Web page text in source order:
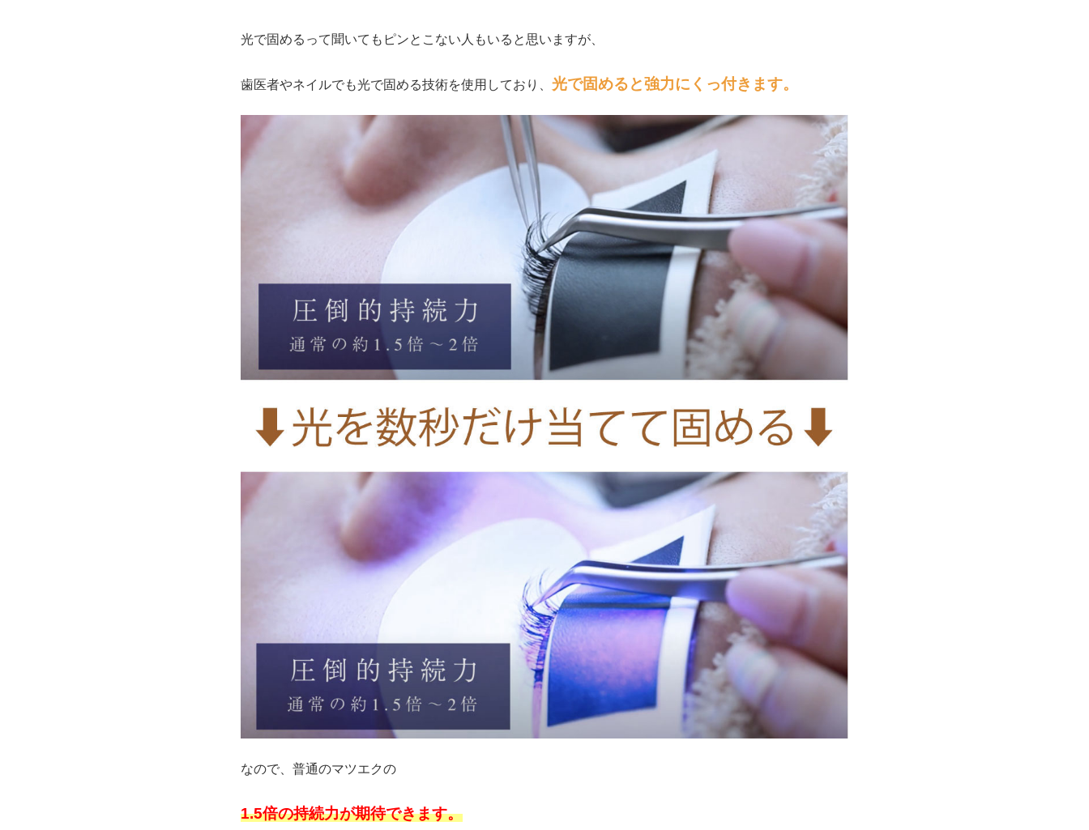
光で固めるって聞いてもピンとこない人もいると思いますが、
歯医者やネイルでも光で固める技術を使用しており、 光で固めると強力にくっ付きます。
なので、普通のマツエクの
1.5倍の持続力が期待できます。